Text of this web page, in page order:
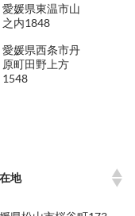
愛媛県東温市山
之内1848
愛媛県西条市丹
原町田野上方
1548
地